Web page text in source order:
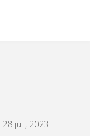
28 juli, 2023